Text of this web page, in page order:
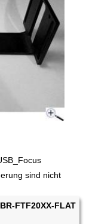
sind nicht
FTF20XX-FLAT